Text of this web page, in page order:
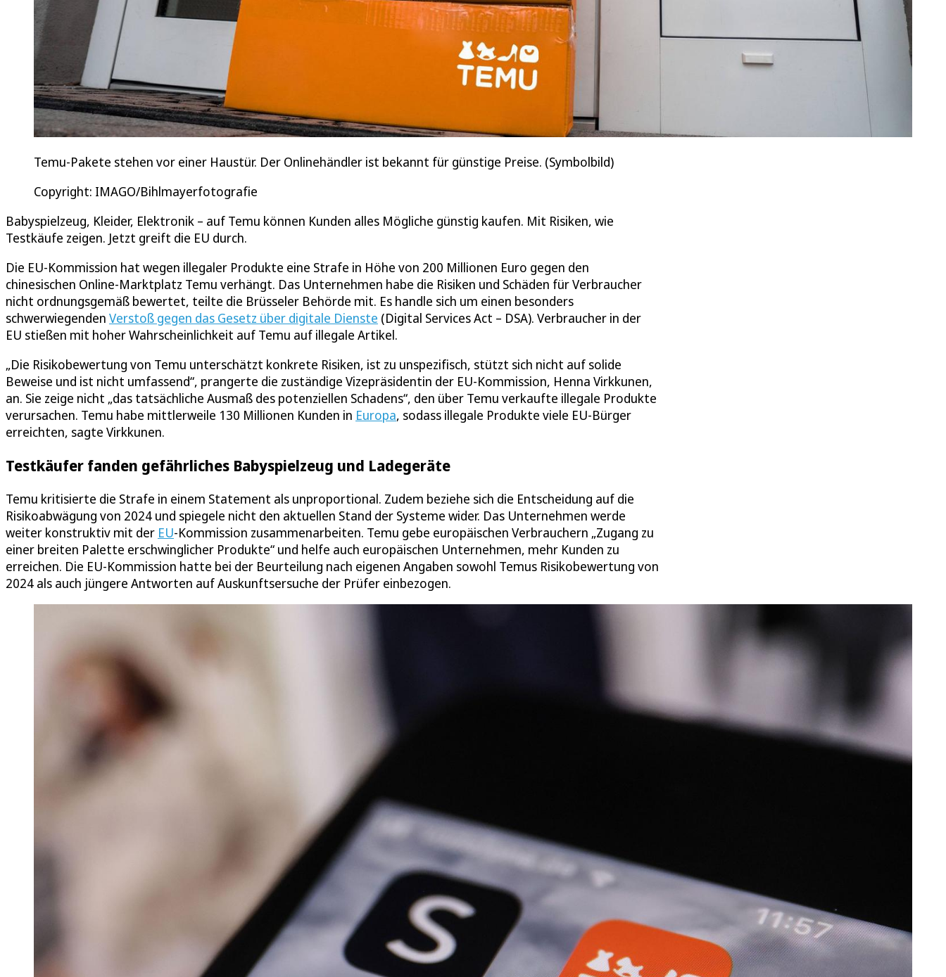
Temu-Pakete stehen vor einer Haustür. Der Onlinehändler ist bekannt für günstige Preise. (Symbolbild)
Copyright: IMAGO/Bihlmayerfotografie
Babyspielzeug, Kleider, Elektronik – auf Temu können Kunden alles Mögliche günstig kaufen. Mit Risiken, wie
Testkäufe zeigen. Jetzt greift die EU durch.
Die EU-Kommission hat wegen illegaler Produkte eine Strafe in Höhe von 200 Millionen Euro gegen den
chinesischen Online-Marktplatz Temu verhängt. Das Unternehmen habe die Risiken und Schäden für Verbraucher
nicht ordnungsgemäß bewertet, teilte die Brüsseler Behörde mit. Es handle sich um einen besonders
schwerwiegenden Verstoß gegen das Gesetz über digitale Dienste (Digital Services Act – DSA). Verbraucher in der
EU stießen mit hoher Wahrscheinlichkeit auf Temu auf illegale Artikel.
„Die Risikobewertung von Temu unterschätzt konkrete Risiken, ist zu unspezifisch, stützt sich nicht auf solide
Beweise und ist nicht umfassend“, prangerte die zuständige Vizepräsidentin der EU-Kommission, Henna Virkkunen,
an. Sie zeige nicht „das tatsächliche Ausmaß des potenziellen Schadens“, den über Temu verkaufte illegale Produkte
verursachen. Temu habe mittlerweile 130 Millionen Kunden in Europa, sodass illegale Produkte viele EU-Bürger
erreichten, sagte Virkkunen.
Testkäufer fanden gefährliches Babyspielzeug und Ladegeräte
Temu kritisierte die Strafe in einem Statement als unproportional. Zudem beziehe sich die Entscheidung auf die
Risikoabwägung von 2024 und spiegele nicht den aktuellen Stand der Systeme wider. Das Unternehmen werde
weiter konstruktiv mit der EU-Kommission zusammenarbeiten. Temu gebe europäischen Verbrauchern „Zugang zu
einer breiten Palette erschwinglicher Produkte“ und helfe auch europäischen Unternehmen, mehr Kunden zu
erreichen. Die EU-Kommission hatte bei der Beurteilung nach eigenen Angaben sowohl Temus Risikobewertung von
2024 als auch jüngere Antworten auf Auskunftsersuche der Prüfer einbezogen.